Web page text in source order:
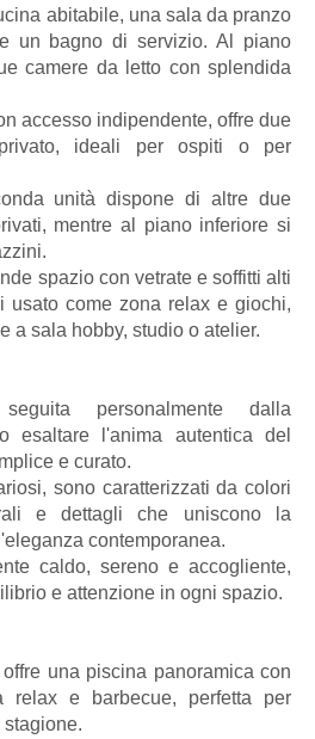
abitabile, una sala da pranzo
un bagno di servizio. Al piano
camere da letto con splendida
accesso indipendente, offre due
ideali per ospiti o per
unità dispone di altre due
mentre al piano inferiore si
spazio con vetrate e soffitti alti
usato come zona relax e giochi,
a sala hobby, studio o atelier.
personalmente dalla
esaltare l'anima autentica del
e curato.
sono caratterizzati da colori
e dettagli che uniscono la
contemporanea.
caldo, sereno e accogliente,
e attenzione in ogni spazio.
una piscina panoramica con
relax e barbecue, perfetta per